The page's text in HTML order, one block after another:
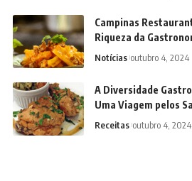
Campinas
Riqueza da
Notícias outubro 4, 2024
A Diversidade
Uma Viagem pelos
Receitas outubro 4, 2024